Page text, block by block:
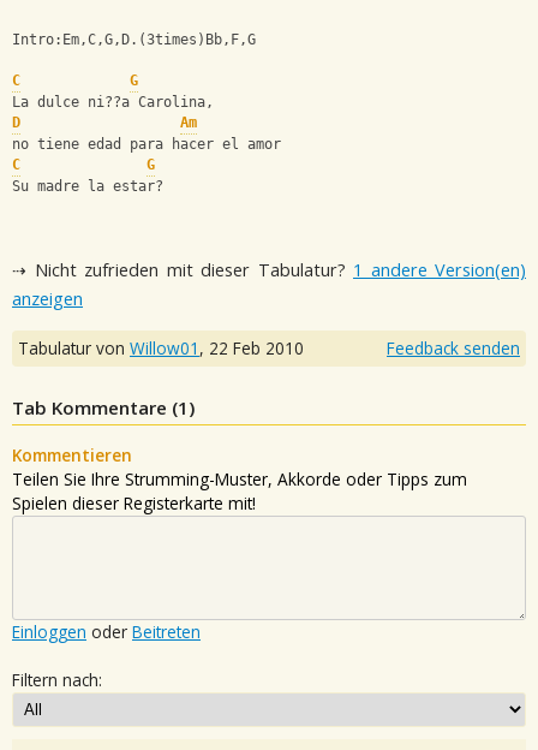
Intro:Em,C,G,D.(3times)Bb,F,G
C
G
La dulce ni??a Carolina,
D
Am
no tiene edad para hacer el amor
C
G
Su madre la estar?
⇢ Nicht zufrieden mit dieser Tabulatur? 1 andere Version(en)
anzeigen
Tabulatur von Willow01 , 22 Feb 2010 Feedback senden
Tab Kommentare (1 )
Kommentieren
Teilen Sie Ihre Strumming-Muster, Akkorde oder Tipps zum
Spielen dieser Registerkarte mit!
Einloggen oder Beitreten
Filtern nach: